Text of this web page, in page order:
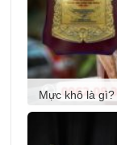
Mực khô là